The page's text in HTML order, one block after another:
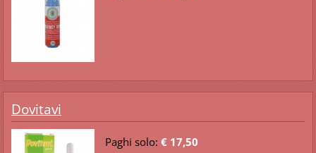
Dovitavi
Paghi solo: € 17,50